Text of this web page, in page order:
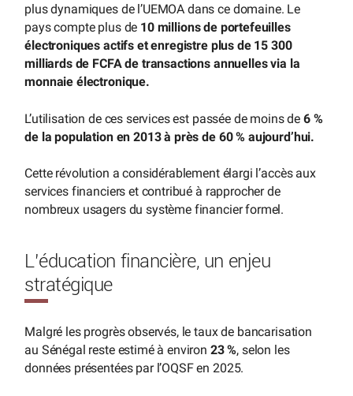
plus dynamiques de l’UEMOA dans ce domaine. Le
pays compte plus de 10 millions de portefeuilles
électroniques actifs et enregistre plus de 15 300
milliards de FCFA de transactions annuelles via la
monnaie électronique.
L’utilisation de ces services est passée de moins de 6 %
de la population en 2013 à près de 60 % aujourd’hui.
Cette révolution a considérablement élargi l’accès aux
services financiers et contribué à rapprocher de
nombreux usagers du système financier formel.
L’éducation financière, un enjeu
stratégique
Malgré les progrès observés, le taux de bancarisation
au Sénégal reste estimé à environ 23 %, selon les
données présentées par l’OQSF en 2025.